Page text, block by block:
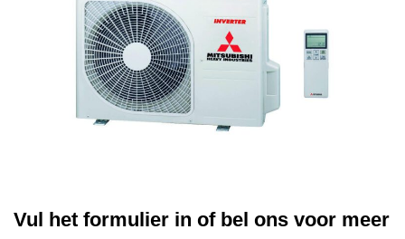
Vul het formulier in of bel ons voor meer